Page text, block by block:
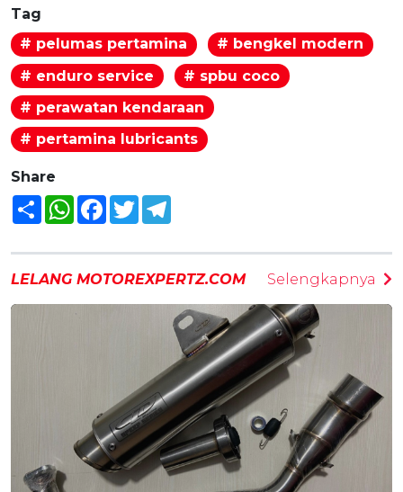
Tag
# pelumas pertamina
# bengkel modern
# enduro service
# spbu coco
# perawatan kendaraan
# pertamina lubricants
Share
Share WhatsAppFacebook
Twitter
LELANG MOTOREXPERTZ.COM Selengkapnya